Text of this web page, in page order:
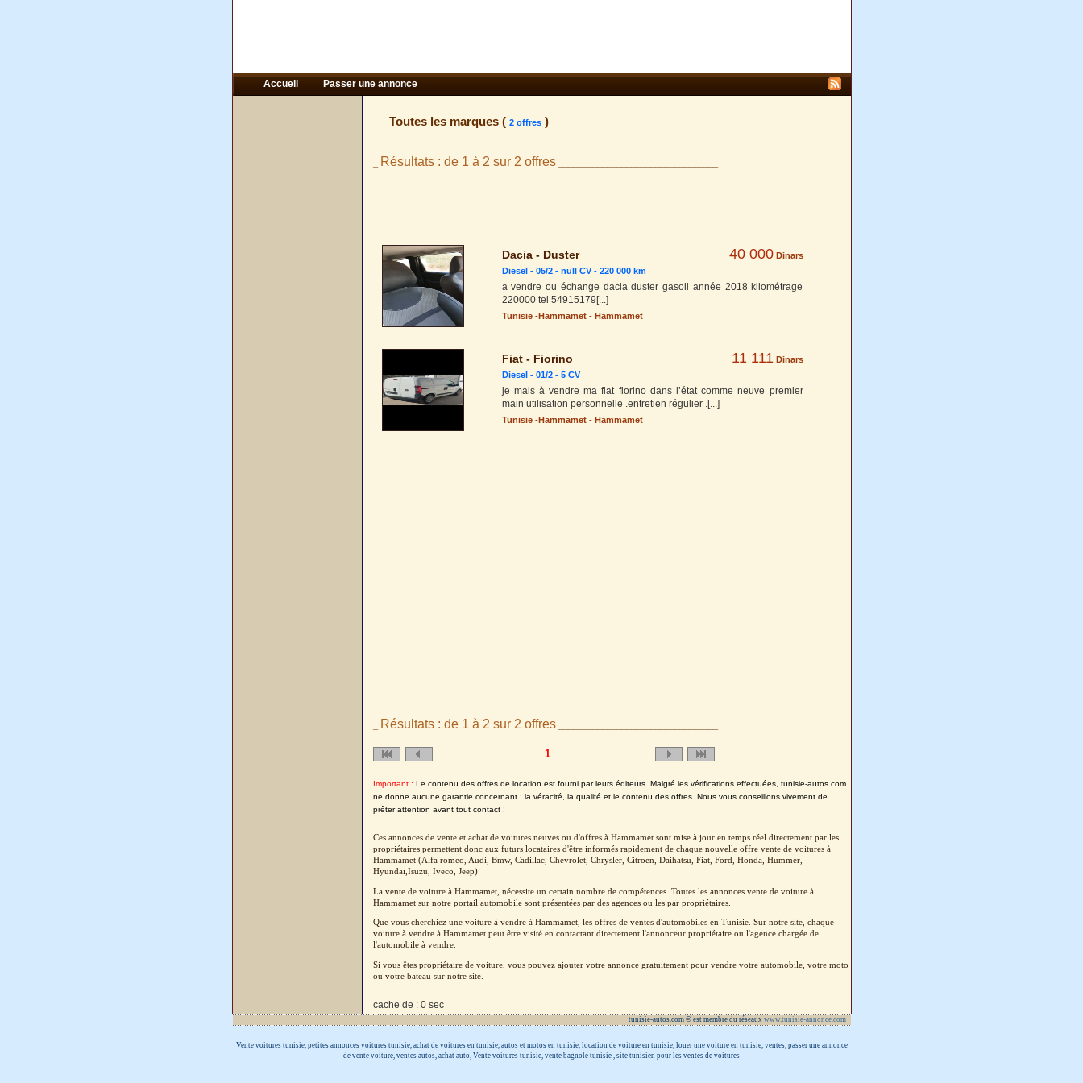
Accueil Passer une annonce
__ Toutes les marques ( 2 offres) __________________
Résultats : de 1 à 2 sur 2 offres_________________________________
Dacia - Duster 40 000 Dinars
Diesel - 05/2 - null CV - 220 000 km
a vendre ou échange dacia duster gasoil année 2018 kilométrage
220000 tel 54915179 [...]
Tunisie-Hammamet- Hammamet
Fiat - Fiorino 11 111 Dinars
Diesel - 01/2 - 5 CV
je mais à vendre ma fiat fiorino dans l’état comme neuve premier
main utilisation personnelle .entretien régulier .[...]
Tunisie-Hammamet- Hammamet
Résultats : de 1 à 2 sur 2 offres_________________________________
1
Important : Le contenu des offres de location est fourni par leurs éditeurs. Malgré les vérifications effectuées, tunisie-autos.com
ne donne aucune garantie concernant : la véracité, la qualité et le contenu des offres. Nous vous conseillons vivement de
prêter attention avant tout contact !
Ces annonces de vente et achat de voitures neuves ou d'offres à Hammamet sont mise à jour en temps réel directement par les
propriétaires permettent donc aux futurs locataires d'être informés rapidement de chaque nouvelle offre vente de voitures à
Hammamet (Alfa romeo, Audi, Bmw, Cadillac, Chevrolet, Chrysler, Citroen, Daihatsu, Fiat, Ford, Honda, Hummer,
Hyundai,Isuzu, Iveco, Jeep)
La vente de voiture à Hammamet, nécessite un certain nombre de compétences. Toutes les annonces vente de voiture à
Hammamet sur notre portail automobile sont présentées par des agences ou les par propriétaires.
Que vous cherchiez une voiture à vendre à Hammamet, les offres de ventes d'automobiles en Tunisie. Sur notre site, chaque
voiture à vendre à Hammamet peut être visité en contactant directement l'annonceur propriétaire ou l'agence chargée de
l'automobile à vendre.
Si vous êtes propriétaire de voiture, vous pouvez ajouter votre annonce gratuitement pour vendre votre automobile, votre moto
ou votre bateau sur notre site.
cache de : 0 sec
tunisie-autos.com © est membre du réseaux www.tunisie-annonce.com
Vente voitures tunisie, petites annonces voitures tunisie, achat de voitures en tunisie, autos et motos en tunisie, location de voiture en tunisie, louer une voiture en tunisie, ventes, passer une annonce
de vente voiture, ventes autos, achat auto, Vente voitures tunisie, vente bagnole tunisie , site tunisien pour les ventes de voitures